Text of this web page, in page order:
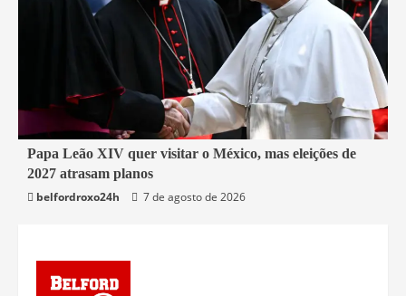
3 min read
Mundo
Papa Leão XIV quer visitar o México, mas eleições de
2027 atrasam planos
belfordroxo24h
7 de agosto de 2026